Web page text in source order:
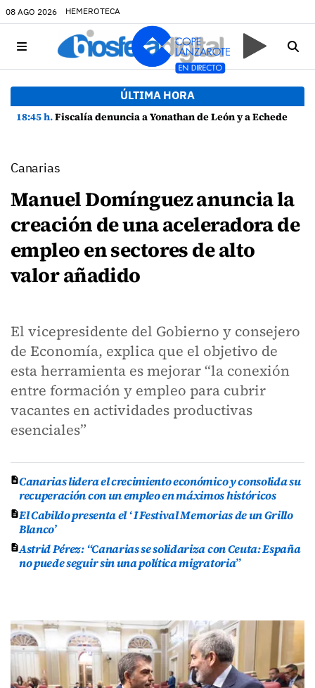
08 AGO 2026 HEMEROTECA
ÚLTIMA HORA
18:45 h.Fiscalía denuncia a Yonathan de León y a Echedey Eugenio por presuntas anomalías en contratos festivos
Canarias
Manuel Domínguez anuncia la
creación de una aceleradora de
empleo en sectores de alto
valor añadido
El vicepresidente del Gobierno y consejero
de Economía, explica que el objetivo de
esta herramienta es mejorar “la conexión
entre formación y empleo para cubrir
vacantes en actividades productivas
esenciales”
Canarias lidera el crecimiento económico y consolida su
recuperación con un empleo en máximos históricos
El Cabildo presenta el ‘ I Festival Memorias de un Grillo
Blanco’
Astrid Pérez: “Canarias se solidariza con Ceuta: España
no puede seguir sin una política migratoria”